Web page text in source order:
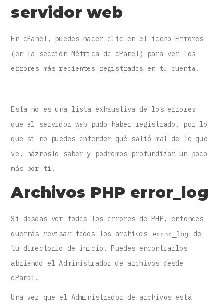
servidor web
En cPanel, puedes hacer clic en el icono Errores
(en la sección Métrica de cPanel) para ver los
errores más recientes registrados en tu cuenta.
Esta no es una lista exhaustiva de los errores
que el servidor web pudo haber registrado, por lo
que si no puedes entender qué salió mal de lo que
ve, háznoslo saber y podremos profundizar un poco
más por ti.
Archivos PHP error_log
Si deseas ver todos los errores de PHP, entonces
querrás revisar todos los archivos
error_log
de
tu directorio de inicio. Puedes encontrarlos
abriendo el Administrador de archivos desde
cPanel.
Una vez que el Administrador de archivos está